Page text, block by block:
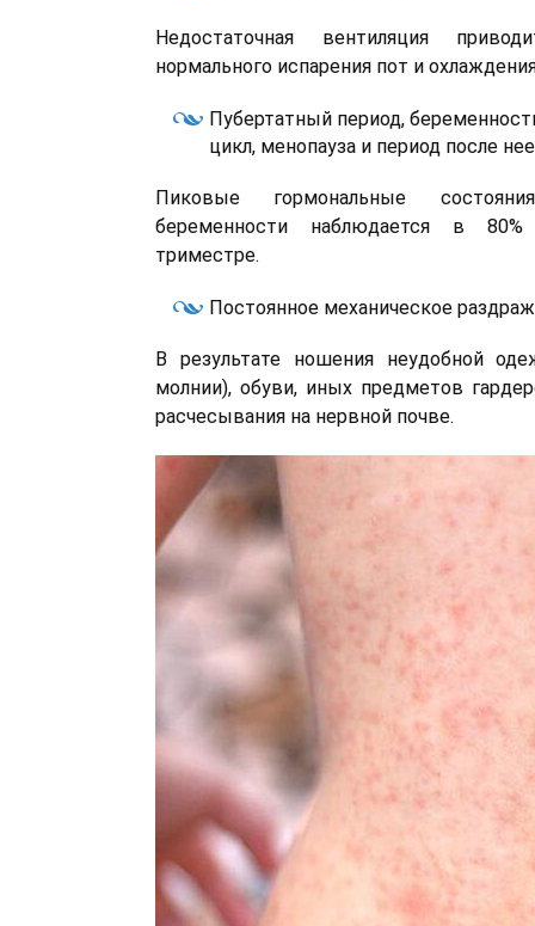
Недостаточная вентиляция
нормального испарения пот и
Пубертатный период,
цикл, менопауза и период после нее
Пиковые гормональные
беременности наблюдается в
триместре.
Постоянное механическое
В результате ношения неудобной
молнии), обуви, иных предметов
расчесывания на нервной почве.